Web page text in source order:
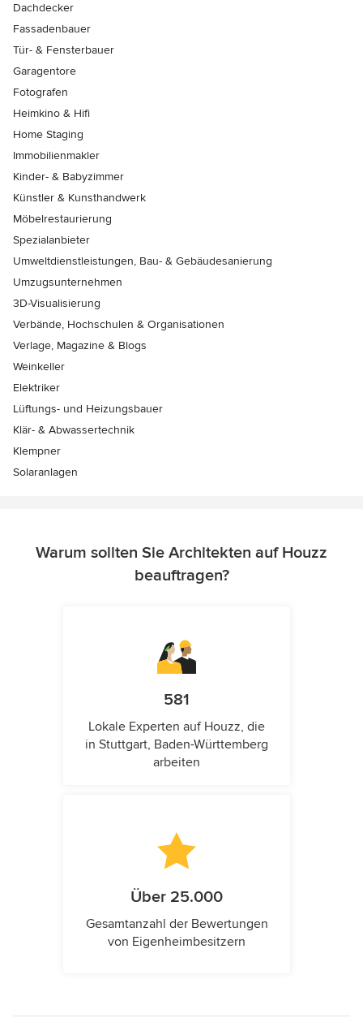
Dachdecker
Fassadenbauer
Tür- & Fensterbauer
Garagentore
Fotografen
Heimkino & Hifi
Home Staging
Immobilienmakler
Kinder- & Babyzimmer
Künstler & Kunsthandwerk
Möbelrestaurierung
Spezialanbieter
Umweltdienstleistungen, Bau- & Gebäudesanierung
Umzugsunternehmen
3D-Visualisierung
Verbände, Hochschulen & Organisationen
Verlage, Magazine & Blogs
Weinkeller
Elektriker
Lüftungs- und Heizungsbauer
Klär- & Abwassertechnik
Klempner
Solaranlagen
Warum sollten Sie Architekten auf Houzz
beauftragen?
581
Lokale Experten auf Houzz, die
in Stuttgart, Baden-Württemberg
arbeiten
Über 25.000
Gesamtanzahl der Bewertungen
von Eigenheimbesitzern